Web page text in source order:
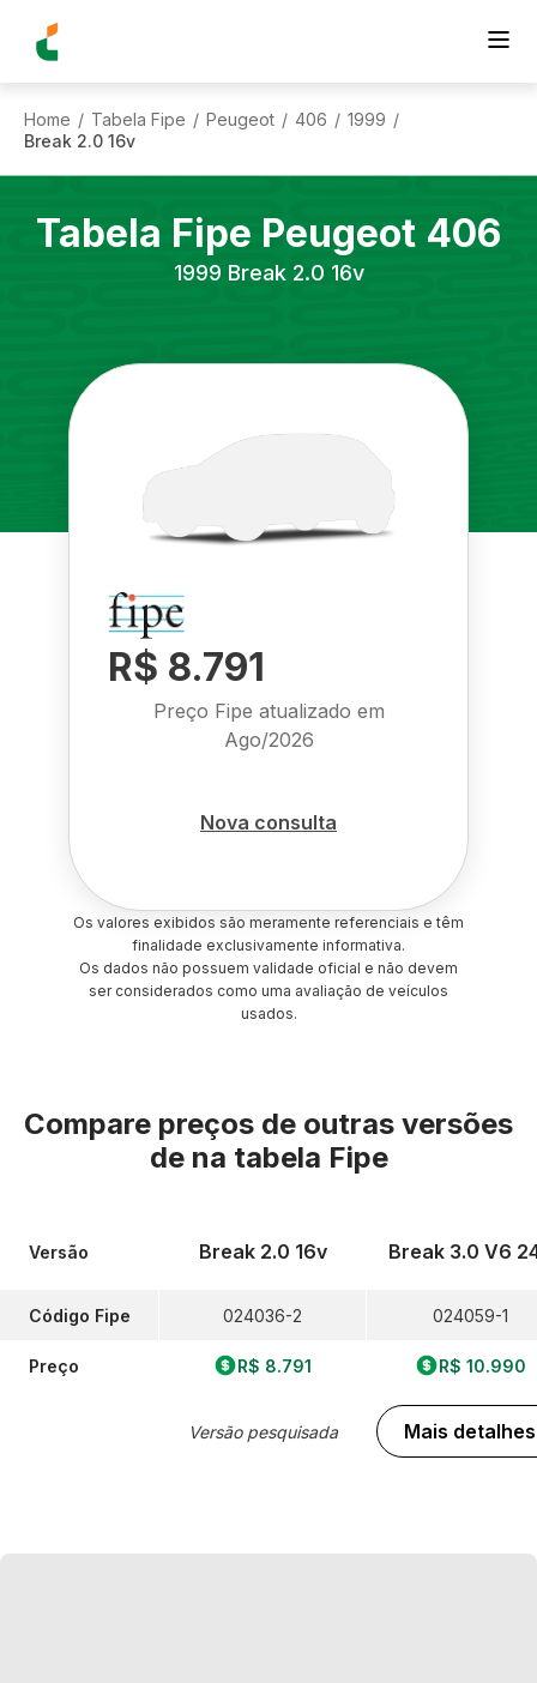
Home / Tabela Fipe / Peugeot / 406 / 1999 /
Break 2.0 16v
Tabela Fipe Peugeot 406
1999 Break 2.0 16v
R$ 8.791
Preço Fipe atualizado em
Ago/2026
Nova consulta
Os valores exibidos são meramente referenciais e têm
finalidade exclusivamente informativa.
Os dados não possuem validade oficial e não devem
ser considerados como uma avaliação de veículos
usados.
Compare preços de outras versões
de na tabela Fipe
Versão
Código Fipe
Preço
Break 2.0 16v
024036-2
R$ 8.791
Versão pesquisada
Break 3.0 V6
024059-1
R$ 10.990
Mais detalhes